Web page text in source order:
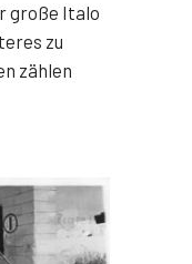
große Italo
zu
zählen